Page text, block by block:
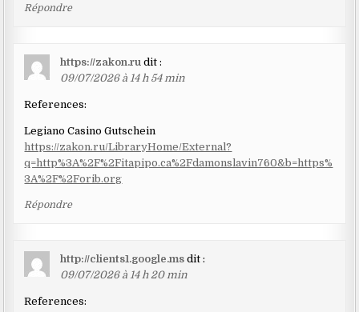
Répondre
https://zakon.ru dit :
09/07/2026 à 14 h 54 min
References:
Legiano Casino Gutschein
https://zakon.ru/LibraryHome/External?
q=http%3A%2F%2Fitapipo.ca%2Fdamonslavin760&b=https%
3A%2F%2Forib.org
Répondre
http://clients1.google.ms dit :
09/07/2026 à 14 h 20 min
References: